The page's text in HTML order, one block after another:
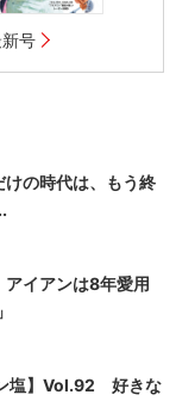
新号
けの時代は、もう終
イアンは8年愛用
ン塩】Vol.92 好きな